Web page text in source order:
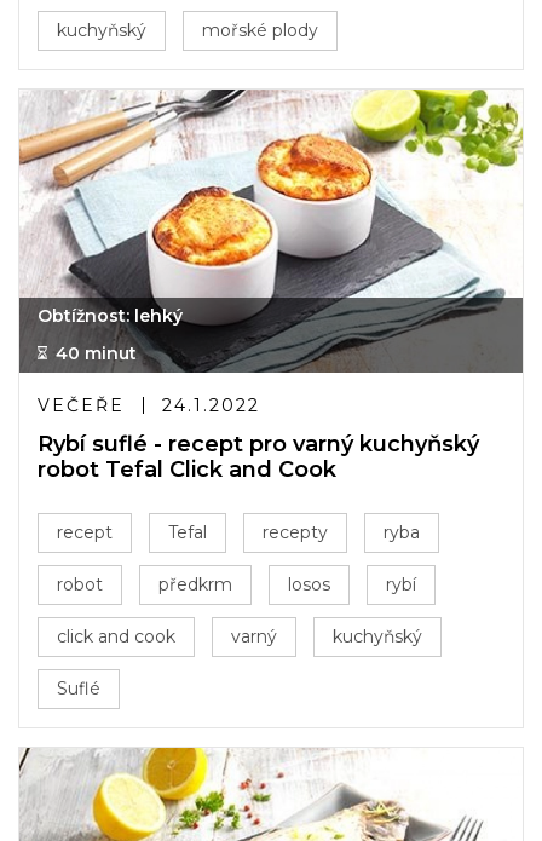
kuchyňský mořské plody
Obtížnost: lehký
40 minut
VEČEŘE 24.1.2022
Rybí suflé - recept pro varný kuchyňský
robot Tefal Click and Cook
recept Tefal recepty ryba
robot předkrm losos rybí
click and cook varný kuchyňský
Suflé